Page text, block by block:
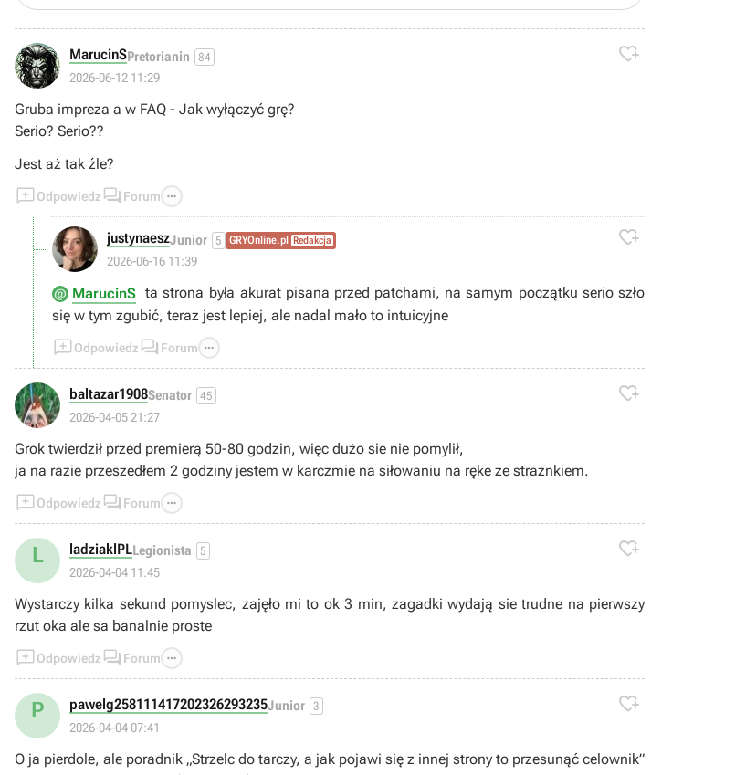
MarucinSPretorianin 84
2026-06-12 11:29

Gruba impreza a w FAQ - Jak wyłączyć grę?
Serio? Serio??
Jest aż tak źle?
Odpowiedz  Forum 
justynaeszJunior 5 GRYOnline.pl Redakcja
2026-06-16 11:39

MarucinS ta strona była akurat pisana przed patchami, na samym początku serio szło
się w tym zgubić, teraz jest lepiej, ale nadal mało to intuicyjne
Odpowiedz  Forum 
baltazar1908Senator 45
2026-04-05 21:27

Grok twierdził przed premierą 50-80 godzin, więc dużo sie nie pomylił,
ja na razie przeszedłem 2 godziny jestem w karczmie na siłowaniu na ręke ze strażnkiem.
Odpowiedz  Forum 
L ladziaklPLLegionista 5
2026-04-04 11:45

Wystarczy kilka sekund pomyslec, zajęło mi to ok 3 min, zagadki wydają sie trudne na pierwszy
rzut oka ale sa banalnie proste
Odpowiedz  Forum 
P pawelg258111417202326293235Junior 3
2026-04-04 07:41

O ja pierdole, ale poradnik „Strzelc do tarczy, a jak pojawi się z innej strony to przesunąć celownik”